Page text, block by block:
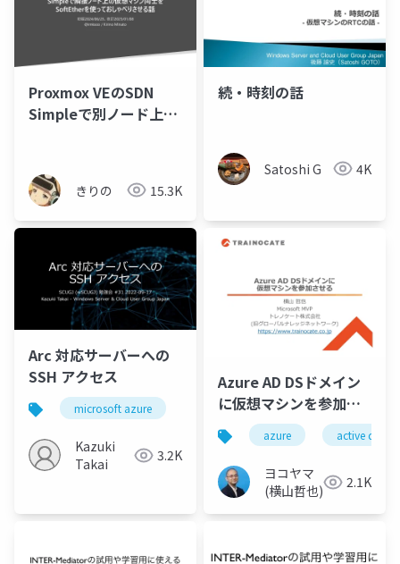
Proxmox VEのSDN
Simpleで別ノード上の
きりの 15.3K
続・時刻の話
Satoshi G 4K
Arc 対応サーバーへの
SSH アクセス
microsoft azure azure arc ssh rdp
Kazuki
Takai
3.2K
Azure AD DSドメイン
に仮想マシンを参加さ
せる
azure active
ヨコヤマ
(横山哲也)
2.1K